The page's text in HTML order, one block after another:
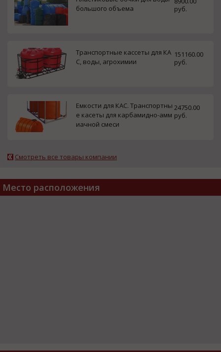
большого объема
руб.
Транспортные кассеты для КА
С, воды, агрохимии
151160.00
руб.
Емкости для КАС. Транспортны
е касеты для карбамидно-амм
иачной смеси
24750.00
руб.
Смотреть все товары компании
Место расположения